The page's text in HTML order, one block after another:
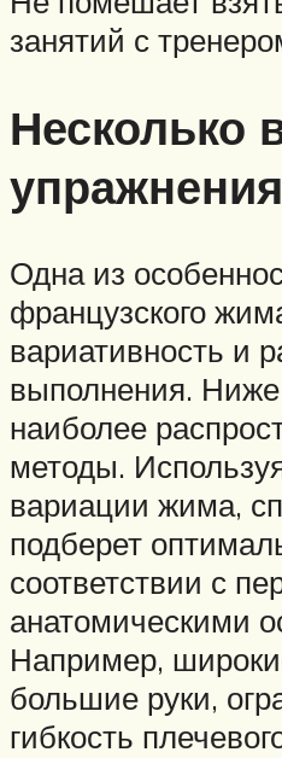
занятий с
Несколько
упражнения
Одна из
французского
вариативность и
выполнения.
наиболее
методы.
вариации жима,
подберет
соответствии с
анатомическими
Например,
большие руки,
гибкость